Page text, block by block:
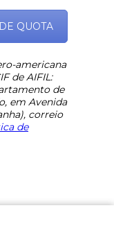
QUOTA
americana
de AIFIL:
de
em Avenida
correio
de